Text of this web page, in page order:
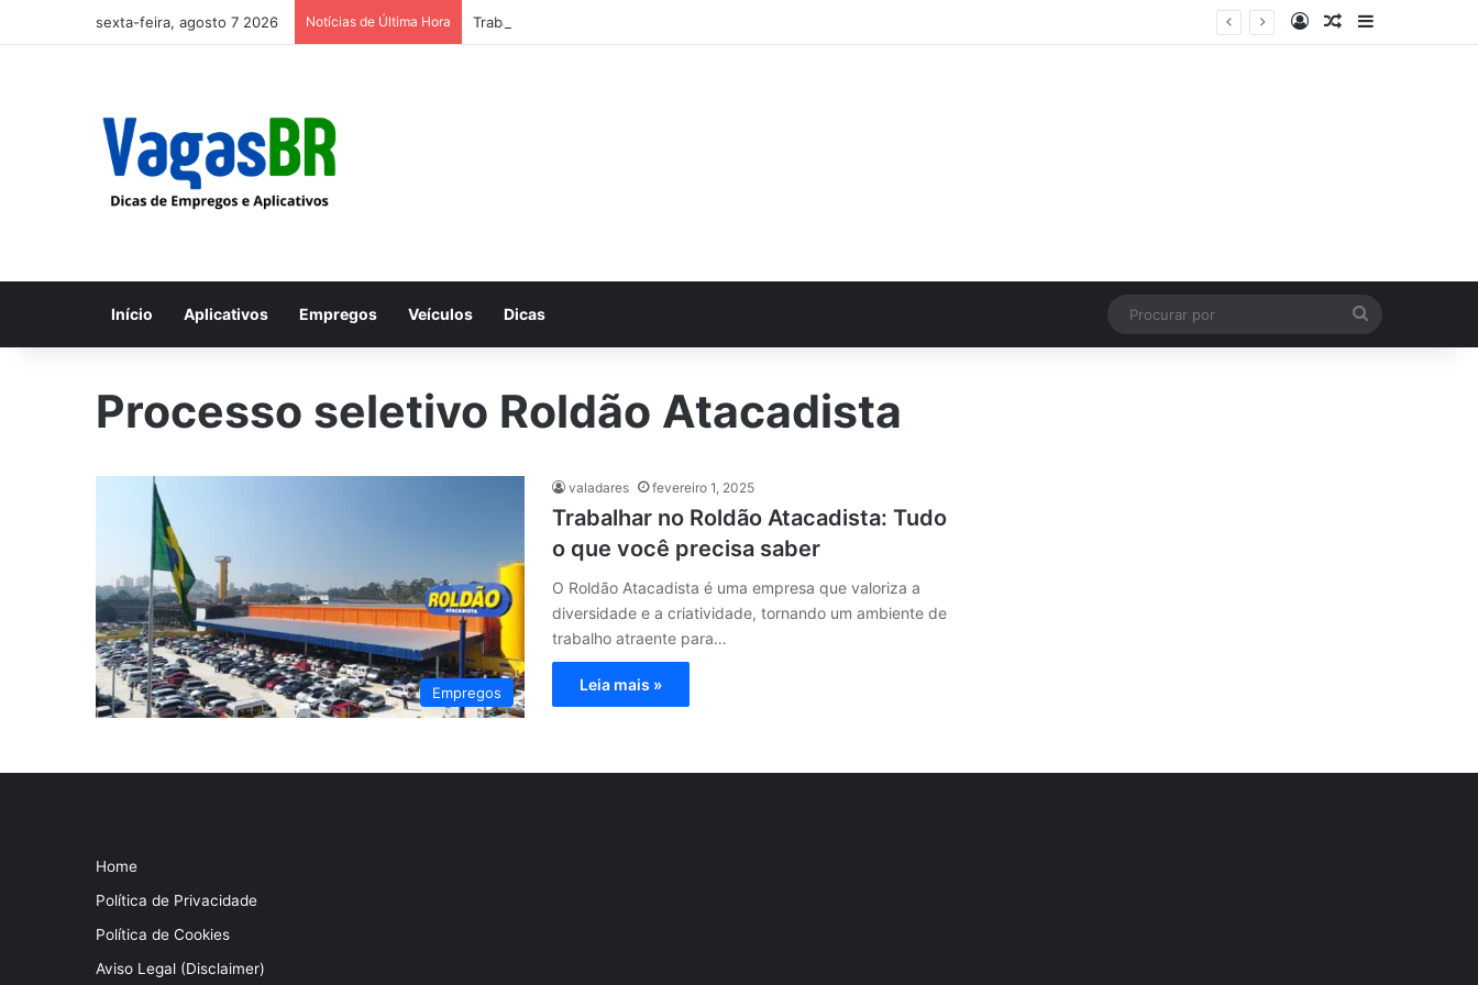
sexta-feira, agosto 7 2026 Notícias de Última Hora Trabalhe conosco: Vagas abertas na Petrobras EntrarArtigo aleatório
Início Aplicativos Empregos Veículos Dicas
por
Processo seletivo Roldão Atacadista
Empregos
valadares fevereiro 1, 2025
Trabalhar no Roldão Atacadista: Tudo
o que você precisa saber
O Roldão Atacadista é uma empresa que valoriza a
diversidade e a criatividade, tornando um ambiente de
trabalho atraente para…
Leia mais »
Home
Política de Privacidade
Política de Cookies
Aviso Legal (Disclaimer)